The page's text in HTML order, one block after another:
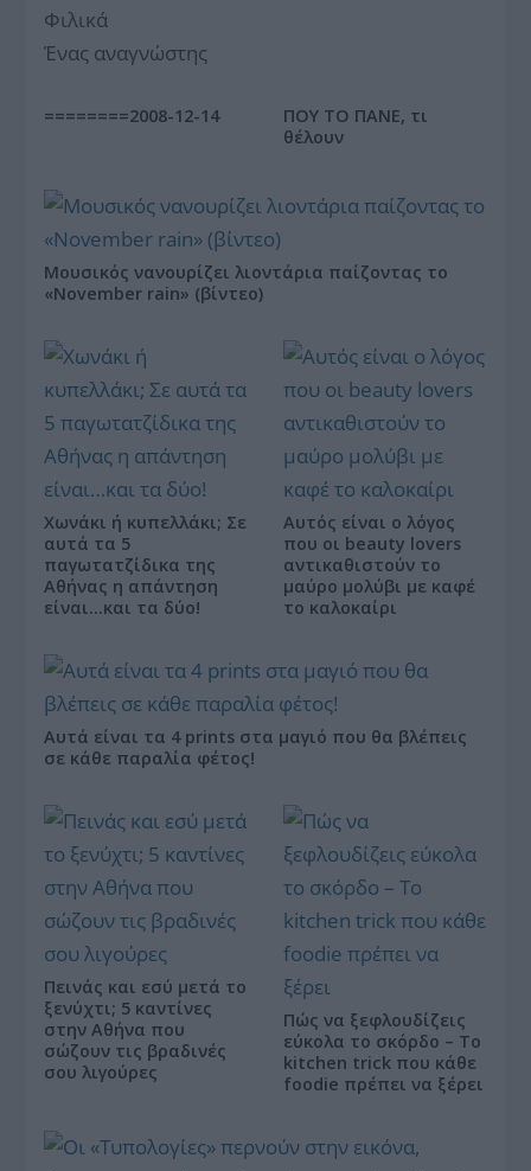
Φιλικά
Ένας αναγνώστης
========2008-12-14
ΠΟΥ ΤΟ ΠΑΝΕ, τι
θέλουν
Μουσικός νανουρίζει λιοντάρια παίζοντας το
«November rain» (βίντεο)
Χωνάκι ή κυπελλάκι; Σε
αυτά τα 5
παγωτατζίδικα της
Αθήνας η απάντηση
είναι…και τα δύο!
Αυτός είναι ο λόγος
που οι beauty lovers
αντικαθιστούν το
μαύρο μολύβι με καφέ
το καλοκαίρι
Αυτά είναι τα 4 prints στα μαγιό που θα βλέπεις
σε κάθε παραλία φέτος!
Πεινάς και εσύ μετά το
ξενύχτι; 5 καντίνες
στην Αθήνα που
σώζουν τις βραδινές
σου λιγούρες
Πώς να ξεφλουδίζεις
εύκολα το σκόρδο – Το
kitchen trick που κάθε
foodie πρέπει να ξέρει